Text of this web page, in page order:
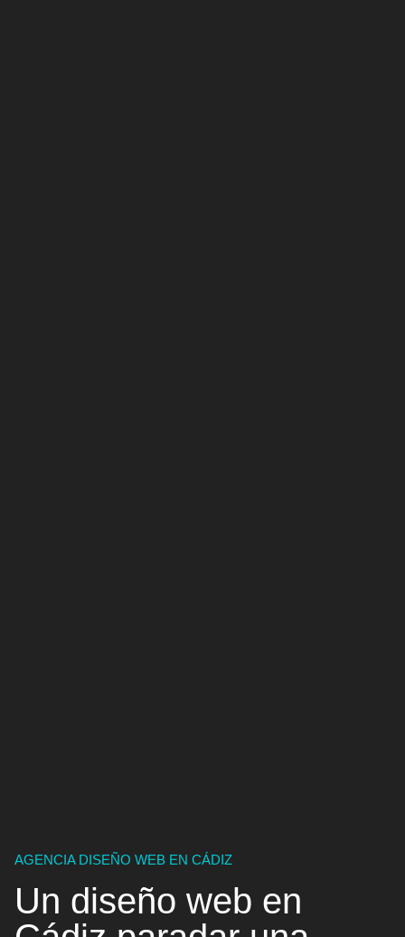
AGENCIA DISEÑO WEB EN CÁDIZ
Un diseño web en